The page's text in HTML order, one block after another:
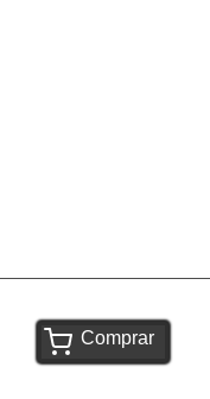
Comprar